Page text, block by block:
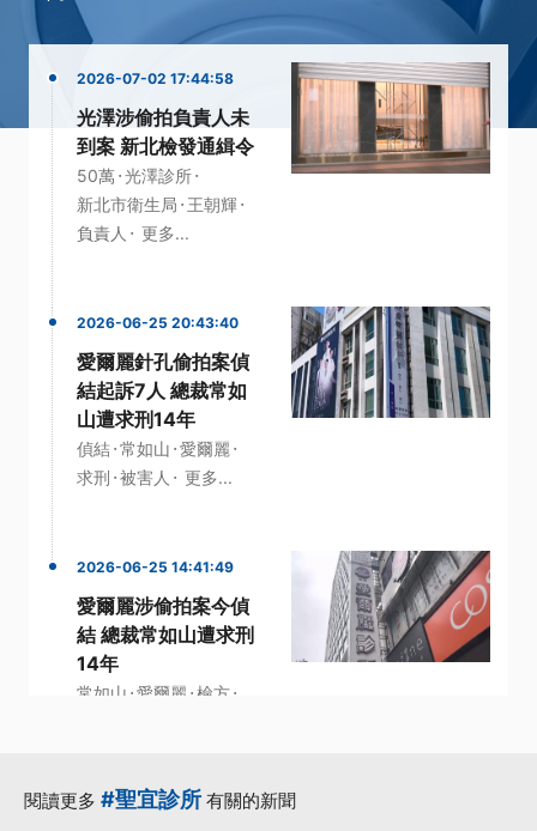
2026-07-02 17:44:58
光澤涉偷拍負責人未
到案 新北檢發通緝令
50萬·光澤診所·
新北市衛生局 · 王朝輝·
負責人 · 更多...
2026-06-25 20:43:40
愛爾麗針孔偷拍案偵
結起訴7人 總裁常如
山遭求刑14年
偵結 ·常如山 ·愛爾麗 ·
求刑 ·被害人 · 更多...
2026-06-25 14:41:49
愛爾麗涉偷拍案今偵
結 總裁常如山遭求刑
14年
常如山 ·愛爾麗 ·檢方·
閱讀更多 #聖宜診所 有關的新聞